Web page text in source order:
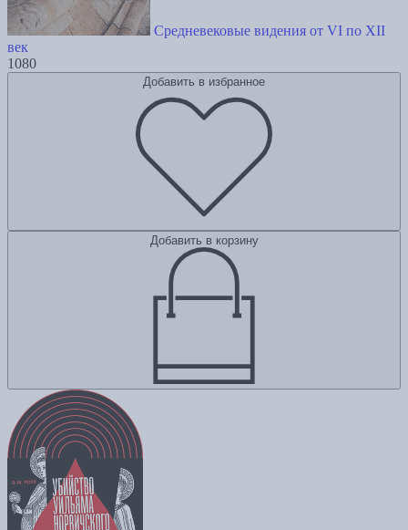
Средневековые видения от VI по XII
век
1080
Добавить в избранное
Добавить в корзину